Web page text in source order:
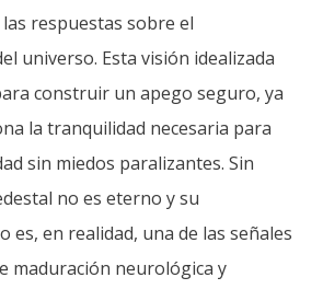
respuestas sobre el
universo. Esta visión idealizada
construir un apego seguro, ya
la tranquilidad necesaria para
sin miedos paralizantes. Sin
no es eterno y su
es, en realidad, una de las señales
maduración neurológica y